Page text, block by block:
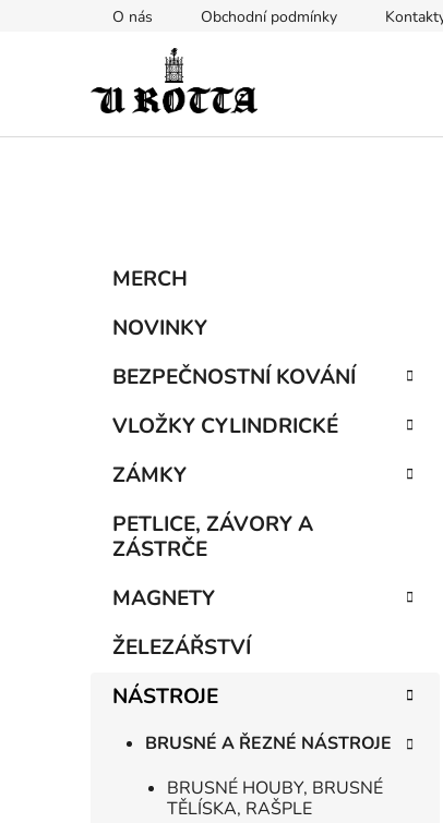
O nás Obchodní podmínky
Přeskočit
kategorie
MERCH
NOVINKY
BEZPEČNOSTNÍ KOVÁNÍ
VLOŽKY CYLINDRICKÉ
ZÁMKY
PETLICE, ZÁVORY A
ZÁSTRČE
MAGNETY
ŽELEZÁŘSTVÍ
NÁSTROJE
BRUSNÉ A ŘEZNÉ NÁSTROJE
BRUSNÉ HOUBY, BRUSNÉ
TĚLÍSKA, RAŠPLE